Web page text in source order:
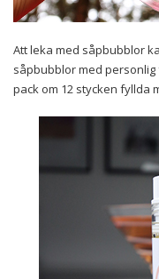
Att leka med såpbubblor
såpbubblor med
pack om 12 stycken fyllda